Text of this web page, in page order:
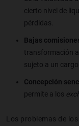
cierto nivel de
pérdidas.
Bajas
transformación
sujeto a un
Concepción
permite a los
Los problemas de